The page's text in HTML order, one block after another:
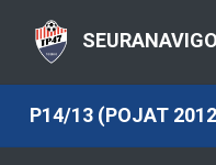
P14/13 (POJAT